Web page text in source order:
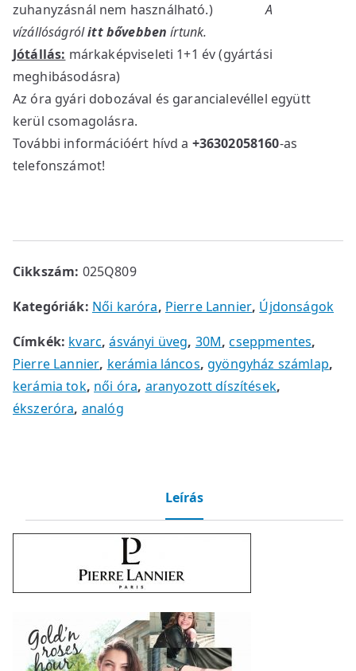
zuhanyzásnál nem használható.)A
vízállóságrólitt bővebben írtunk.
Jótállás: márkaképviseleti 1+1 év (gyártási
meghibásodásra)
Az óra gyári dobozával és garancialevéllel együtt
kerül csomagolásra.
További információért hívd a +36302058160-as
telefonszámot!
Cikkszám: 025Q809
Kategóriák: Női karóra, Pierre Lannier, Újdonságok
Címkék: kvarc,ásványi üveg, 30M,cseppmentes,
Pierre Lannier, kerámia láncos,gyöngyház számlap,
kerámia tok, női óra, aranyozott díszítések,
ékszeróra, analóg
Leírás